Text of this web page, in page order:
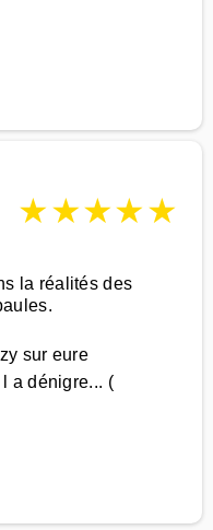
★★★★★
la réalités des
sur eure
a dénigre... (